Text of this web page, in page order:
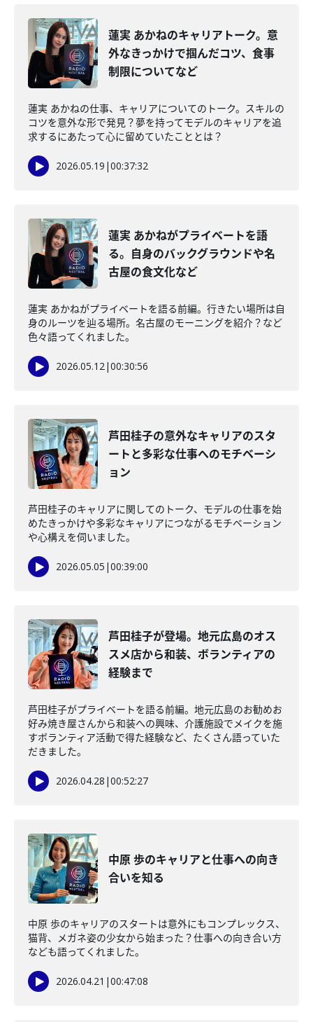
蓮実 あかねのキャリアトーク。意
外なきっかけで掴んだコツ、食事
制限についてなど
蓮実 あかねの仕事、キャリアについてのトーク。スキルの
コツを意外な形で発見？夢を持ってモデルのキャリアを追
求するにあたって心に留めていたこととは？
2026.05.19 |00:37:32
蓮実 あかねがプライベートを語
る。自身のバックグラウンドや名
古屋の食文化など
蓮実 あかねがプライベートを語る前編。行きたい場所は自
身のルーツを辿る場所。名古屋のモーニングを紹介？など
色々語ってくれました。
2026.05.12|00:30:56
芦田桂子の意外なキャリアのスタ
ートと多彩な仕事へのモチベーシ
ョン
芦田桂子のキャリアに関してのトーク、モデルの仕事を始
めたきっかけや多彩なキャリアにつながるモチベーション
や心構えを伺いました。
2026.05.05 |00:39:00
芦田桂子が登場。地元広島のオス
スメ店から和装、ボランティアの
経験まで
芦田桂子がプライベートを語る前編。地元広島のお勧めお
好み焼き屋さんから和装への興味、介護施設でメイクを施
すボランティア活動で得た経験など、たくさん語っていた
だきました。
2026.04.28 |00:52:27
中原 歩のキャリアと仕事への向き
合いを知る
中原 歩のキャリアのスタートは意外にもコンプレックス、
猫背、メガネ姿の少女から始まった？仕事への向き合い方
なども語ってくれました。
2026.04.21 |00:47:08